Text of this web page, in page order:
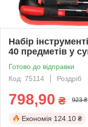
Набір
40 предметів у
Готово до відправки
Код: 75114
Роздріб
798,90 ₴ 923 ₴
Економія 124.10 ₴